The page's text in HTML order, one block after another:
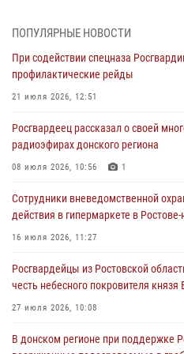
При содействии спецназа
21 июля 2026, 12:51
В Ростовской области экипаж
17 июля 2026, 07:24
Сотрудники вневедомственной
16 июля 2026, 11:27
Конкурс профессионального
15 июля 2026, 06:39
ПОПУЛЯРНЫЕ НОВОСТИ
При содействии спецназа
профилактические рейды
21 июля 2026, 12:51
Росгвардеец рассказал о своей
радиоэфирах донского региона
08 июля 2026, 10:56 1
Сотрудники вневедомственной
действия в гипермаркете в
16 июля 2026, 11:27
Росгвардейцы из Ростовской
честь небесного покровителя
27 июля 2026, 10:08
В донском регионе при поддержке